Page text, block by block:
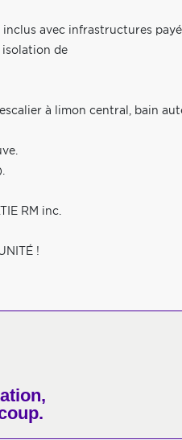
avec infrastructures
de
à limon central, bain
RM inc.
!